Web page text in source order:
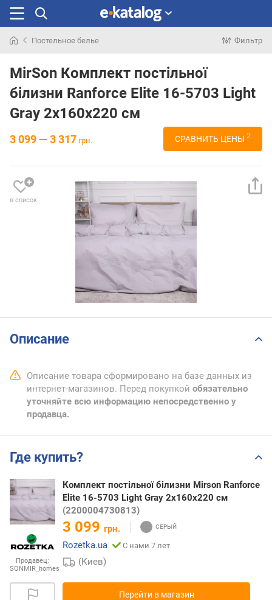
раньше
Постельное белье Фильтр
MirSon Комплект постільної
білизни Ranforce Elite 16-5703 Light
Gray 2х160х220 см
3 099 — 3 317 грн. СРАВНИТЬ ЦЕНЫ 2
в список
Описание
Описание товара сформировано на базе данных из
интернет-магазинов. Перед покупкой обязательно
уточняйте всю информацию непосредственно у
продавца.
Где купить?
Продавец:
SONMIR_homes
Комплект постільної білизни Mirson Ranforce
Elite 16-5703 Light Gray 2х160х220 см
(2200004730813)
3 099 грн.
Rozetka.ua
С нами 7 лет
(Киев)
Перейти в магазин